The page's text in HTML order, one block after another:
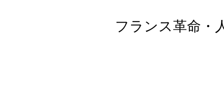
フランス革命・